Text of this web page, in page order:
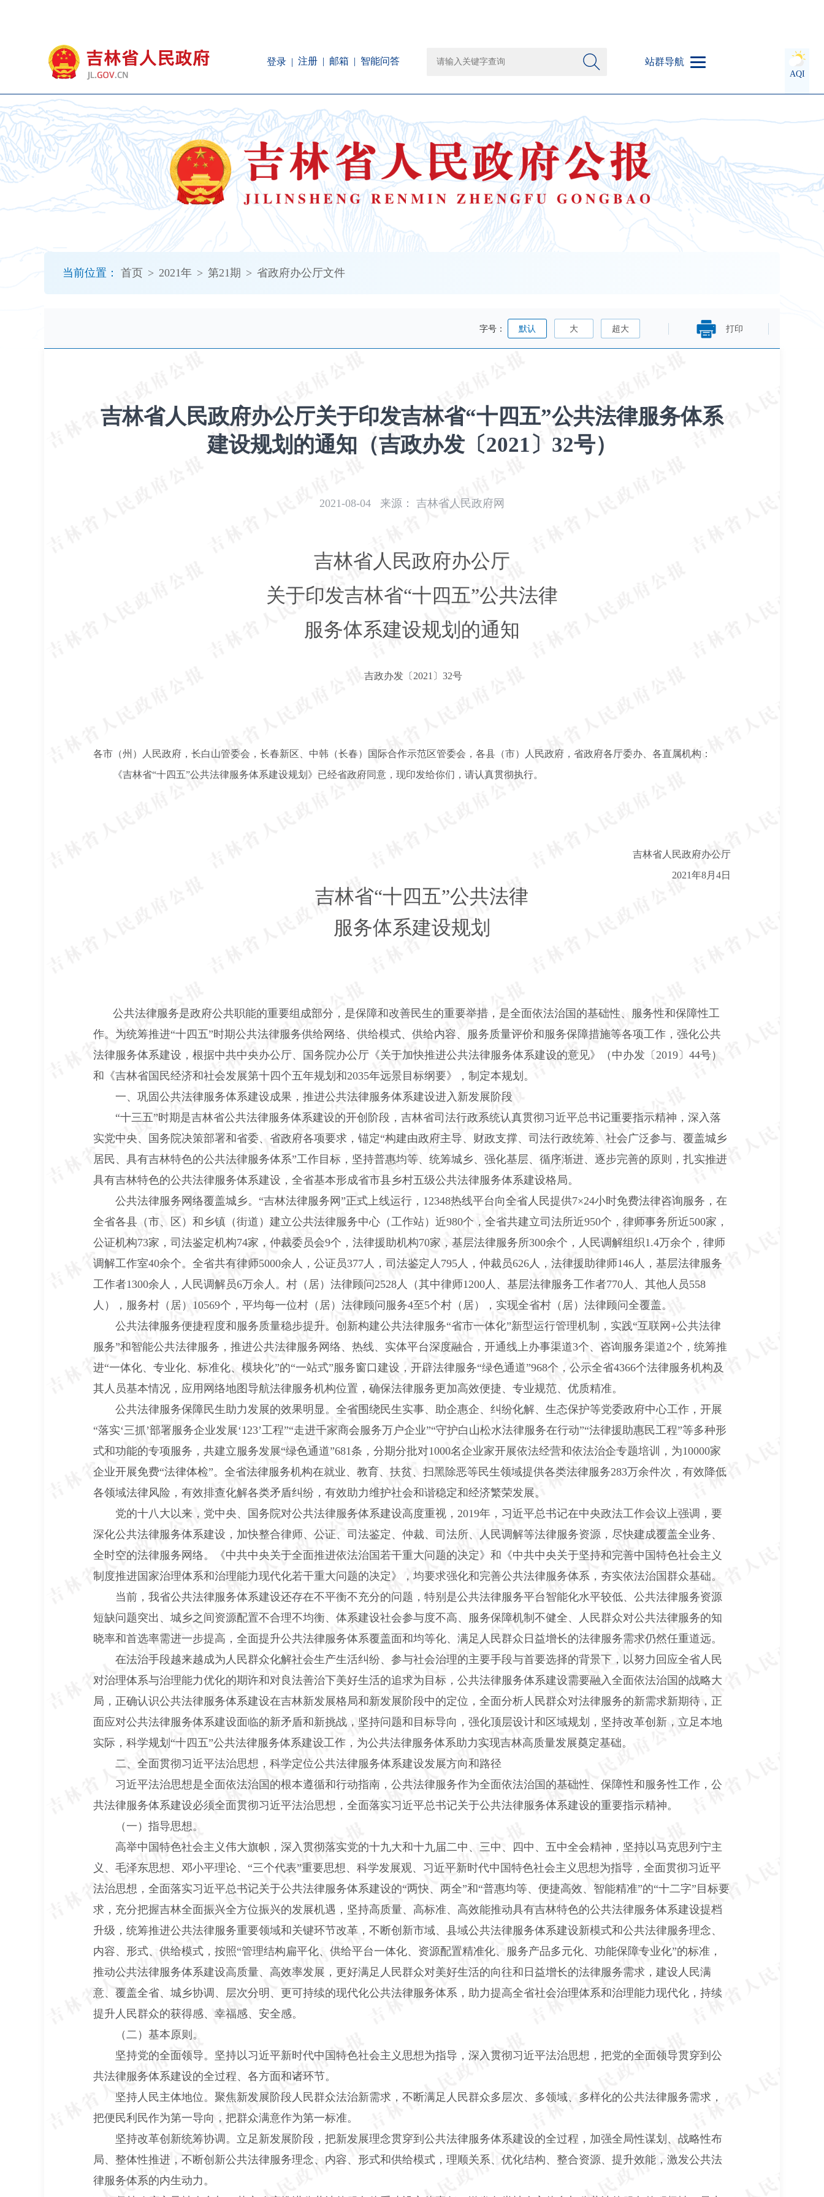
登录 注册 邮箱 智能问答 站群导航
AQI
当前位置： 首页 > 2021年 > 第21期 > 省政府办公厅文件
打印
字号： 默认 大 超大
吉林省人民政府办公厅关于印发吉林省“十四五”公共法律服务体系
建设规划的通知（吉政办发〔2021〕32号）
2021-08-04 来源： 吉林省人民政府网
吉林省人民政府办公厅
关于印发吉林省“十四五”公共法律
服务体系建设规划的通知
吉政办发〔2021〕32号
各市（州）人民政府，长白山管委会，长春新区、中韩（长春）国际合作示范区管委会，各县（市）人民政府，省政府各厅委办、各直属机构：
《吉林省“十四五”公共法律服务体系建设规划》已经省政府同意，现印发给你们，请认真贯彻执行。
吉林省人民政府办公厅
2021年8月4日
吉林省“十四五”公共法律
服务体系建设规划
公共法律服务是政府公共职能的重要组成部分，是保障和改善民生的重要举措，是全面依法治国的基础性、服务性和保障性工
作。为统筹推进“十四五”时期公共法律服务供给网络、供给模式、供给内容、服务质量评价和服务保障措施等各项工作，强化公共
法律服务体系建设，根据中共中央办公厅、国务院办公厅《关于加快推进公共法律服务体系建设的意见》（中办发〔2019〕44号）
和《吉林省国民经济和社会发展第十四个五年规划和2035年远景目标纲要》，制定本规划。
一、巩固公共法律服务体系建设成果，推进公共法律服务体系建设进入新发展阶段
“十三五”时期是吉林省公共法律服务体系建设的开创阶段，吉林省司法行政系统认真贯彻习近平总书记重要指示精神，深入落
实党中央、国务院决策部署和省委、省政府各项要求，锚定“构建由政府主导、财政支撑、司法行政统筹、社会广泛参与、覆盖城乡
居民、具有吉林特色的公共法律服务体系”工作目标，坚持普惠均等、统筹城乡、强化基层、循序渐进、逐步完善的原则，扎实推进
具有吉林特色的公共法律服务体系建设，全省基本形成省市县乡村五级公共法律服务体系建设格局。
公共法律服务网络覆盖城乡。 “吉林法律服务网”正式上线运行，12348热线平台向全省人民提供7×24小时免费法律咨询服务，在
全省各县（市、区）和乡镇（街道）建立公共法律服务中心（工作站）近980个，全省共建立司法所近950个，律师事务所近500家，
公证机构73家，司法鉴定机构74家，仲裁委员会9个，法律援助机构70家，基层法律服务所300余个，人民调解组织1.4万余个，律师
调解工作室40余个。全省共有律师5000余人，公证员377人，司法鉴定人795人，仲裁员626人，法律援助律师146人，基层法律服务
工作者1300余人，人民调解员6万余人。村（居）法律顾问2528人（其中律师1200人、基层法律服务工作者770人、其他人员558
人），服务村（居）10569个，平均每一位村（居）法律顾问服务4至5个村（居），实现全省村（居）法律顾问全覆盖。
公共法律服务便捷程度和服务质量稳步提升。创新构建公共法律服务“省市一体化”新型运行管理机制，实践“互联网+公共法律
服务”和智能公共法律服务，推进公共法律服务网络、热线、实体平台深度融合，开通线上办事渠道3个、咨询服务渠道2个，统筹推
进“一体化、专业化、标准化、模块化”的“一站式”服务窗口建设，开辟法律服务“绿色通道”968个，公示全省4366个法律服务机构及
其人员基本情况，应用网络地图导航法律服务机构位置，确保法律服务更加高效便捷、专业规范、优质精准。
公共法律服务保障民生助力发展的效果明显。全省围绕民生实事、助企惠企、纠纷化解、生态保护等党委政府中心工作，开展
“落实‘三抓’部署服务企业发展‘123’工程”“走进千家商会服务万户企业”“守护白山松水法律服务在行动”“法律援助惠民工程”等多种形
式和功能的专项服务，共建立服务发展“绿色通道”681条，分期分批对1000名企业家开展依法经营和依法治企专题培训，为10000家
企业开展免费“法律体检”。全省法律服务机构在就业、教育、扶贫、扫黑除恶等民生领域提供各类法律服务283万余件次，有效降低
各领域法律风险，有效排查化解各类矛盾纠纷，有效助力维护社会和谐稳定和经济繁荣发展。
党的十八大以来，党中央、国务院对公共法律服务体系建设高度重视， 2019年，习近平总书记在中央政法工作会议上强调，要
深化公共法律服务体系建设，加快整合律师、公证、司法鉴定、仲裁、司法所、人民调解等法律服务资源，尽快建成覆盖全业务、
全时空的法律服务网络。《中共中央关于全面推进依法治国若干重大问题的决定》和《中共中央关于坚持和完善中国特色社会主义
制度推进国家治理体系和治理能力现代化若干重大问题的决定》，均要求强化和完善公共法律服务体系，夯实依法治国群众基础。
当前，我省公共法律服务体系建设还存在不平衡不充分的问题，特别是公共法律服务平台智能化水平较低、公共法律服务资源
短缺问题突出、城乡之间资源配置不合理不均衡、体系建设社会参与度不高、服务保障机制不健全、人民群众对公共法律服务的知
晓率和首选率需进一步提高，全面提升公共法律服务体系覆盖面和均等化、满足人民群众日益增长的法律服务需求仍然任重道远。
在法治手段越来越成为人民群众化解社会生产生活纠纷、参与社会治理的主要手段与首要选择的背景下，以努力回应全省人民
对治理体系与治理能力优化的期许和对良法善治下美好生活的追求为目标，公共法律服务体系建设需要融入全面依法治国的战略大
局，正确认识公共法律服务体系建设在吉林新发展格局和新发展阶段中的定位，全面分析人民群众对法律服务的新需求新期待，正
面应对公共法律服务体系建设面临的新矛盾和新挑战，坚持问题和目标导向，强化顶层设计和区域规划，坚持改革创新，立足本地
实际，科学规划 “十四五”公共法律服务体系建设工作，为公共法律服务体系助力实现吉林高质量发展奠定基础。
二、全面贯彻习近平法治思想，科学定位公共法律服务体系建设发展方向和路径
习近平法治思想是全面依法治国的根本遵循和行动指南，公共法律服务作为全面依法治国的基础性、保障性和服务性工作，公
共法律服务体系建设必须全面贯彻习近平法治思想，全面落实习近平总书记关于公共法律服务体系建设的重要指示精神。
（一）指导思想。
高举中国特色社会主义伟大旗帜，深入贯彻落实党的十九大和十九届二中、三中、四中、五中全会精神，坚持以马克思列宁主
义、毛泽东思想、邓小平理论、 “三个代表”重要思想、科学发展观、习近平新时代中国特色社会主义思想为指导，全面贯彻习近平
法治思想，全面落实习近平总书记关于公共法律服务体系建设的“两快、两全”和“普惠均等、便捷高效、智能精准”的“十二字”目标要
求，充分把握吉林全面振兴全方位振兴的发展机遇，坚持高质量、高标准、高效能推动具有吉林特色的公共法律服务体系建设提档
升级，统筹推进公共法律服务重要领域和关键环节改革，不断创新市域、县域公共法律服务体系建设新模式和公共法律服务理念、
内容、形式、供给模式，按照“管理结构扁平化、供给平台一体化、资源配置精准化、服务产品多元化、功能保障专业化”的标准，
推动公共法律服务体系建设高质量、高效率发展，更好满足人民群众对美好生活的向往和日益增长的法律服务需求，建设人民满
意、覆盖全省、城乡协调、层次分明、更可持续的现代化公共法律服务体系，助力提高全省社会治理体系和治理能力现代化，持续
提升人民群众的获得感、幸福感、安全感。
（二）基本原则。
坚持党的全面领导。坚持以习近平新时代中国特色社会主义思想为指导，深入贯彻习近平法治思想，把党的全面领导贯穿到公
共法律服务体系建设的全过程、各方面和诸环节。
坚持人民主体地位。聚焦新发展阶段人民群众法治新需求，不断满足人民群众多层次、多领域、多样化的公共法律服务需求，
把便民利民作为第一导向，把群众满意作为第一标准。
坚持改革创新统筹协调。立足新发展阶段，把新发展理念贯穿到公共法律服务体系建设的全过程，加强全局性谋划、战略性布
局、整体性推进，不断创新公共法律服务理念、内容、形式和供给模式，理顺关系、优化结构、整合资源、提升效能，激发公共法
律服务体系的内生动力。
障
碍
说
明
页
面,
按
加